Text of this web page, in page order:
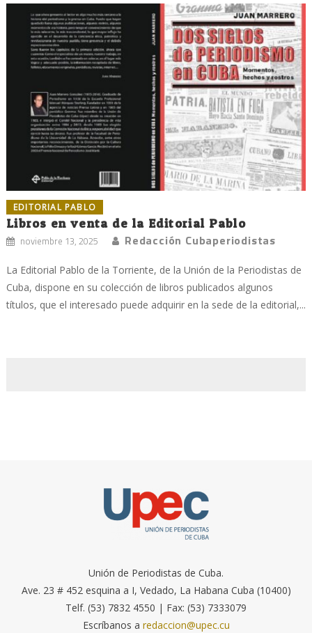
EDITORIAL PABLO
Libros en venta de la Editorial Pablo
noviembre 13, 2025 Redacción Cubaperiodistas
La Editorial Pablo de la Torriente, de la Unión de la Periodistas de
Cuba, dispone en su colección de libros publicados algunos
títulos, que el interesado puede adquirir en la sede de la editorial,...
Unión de Periodistas de Cuba.
Ave. 23 # 452 esquina a I, Vedado, La Habana Cuba (10400)
Telf. (53) 7832 4550 | Fax: (53) 7333079
Escríbanos a redaccion@upec.cu